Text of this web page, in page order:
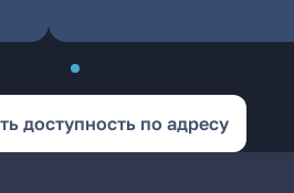
доступность по адресу